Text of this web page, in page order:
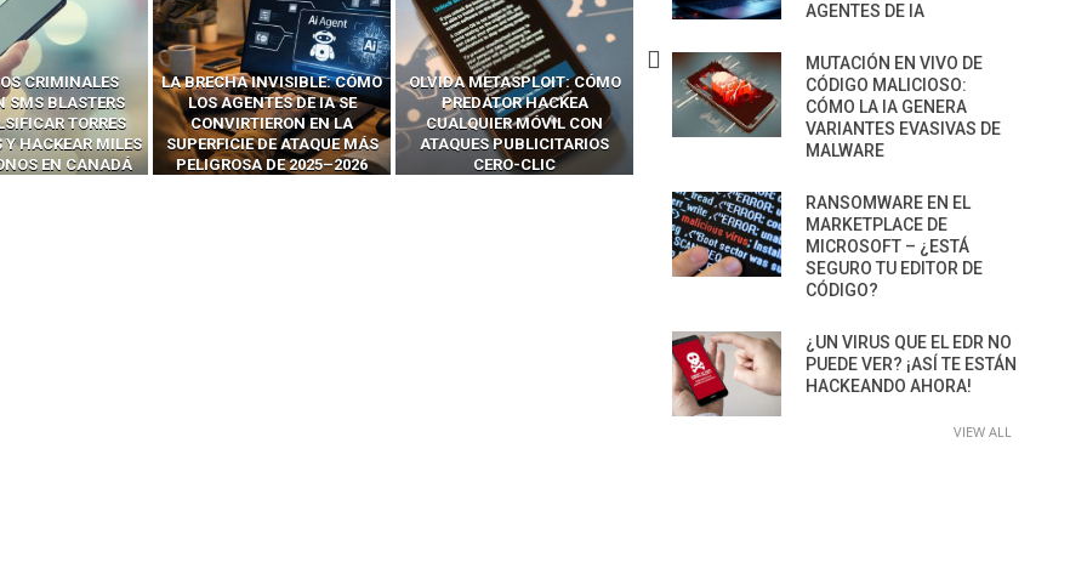
INVISIBLE: CÓMO
DE IA SE
EN LA
DE ATAQUE MÁS
DE 2025–2026
OLVIDA METASPLOIT: CÓMO
PREDATOR HACKEA
CUALQUIER MÓVIL CON
ATAQUES PUBLICITARIOS
CERO-CLIC
CÓMO LOS HACKERS
INTERCEPTAN OTPS Y
LLAMADAS MÓVILES SIN
‘HACKEAR’ — EL INCREÍBLE
PODER DE LOS SIM BOXES”
13 TÉCNICAS
RIDÍCULAMENTE FÁCILES
PARA HACKEAR Y EXPLOTAR
NAVEGADORES DE IA
CÓMO LOS HACKERS
MANIPULAN GITHUB
COPILOT DENTRO DE VS
AGENTES DE IA
MUTACIÓN EN VIVO DE
CÓDIGO MALICIOSO:
CÓMO LA IA GENERA
VARIANTES EVASIVAS DE
MALWARE
RANSOMWARE EN EL
MARKETPLACE DE
MICROSOFT – ¿ESTÁ
SEGURO TU EDITOR DE
CÓDIGO?
¿UN VIRUS QUE EL EDR NO
PUEDE VER? ¡ASÍ TE ESTÁN
HACKEANDO AHORA!
VIEW ALL